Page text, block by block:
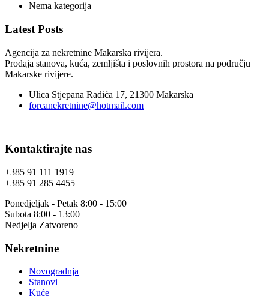
Nema kategorija
Latest Posts
Agencija za nekretnine Makarska rivijera.
Prodaja stanova, kuća, zemljišta i poslovnih prostora na području
Makarske rivijere.
Ulica Stjepana Radića 17, 21300 Makarska
forcanekretnine@hotmail.com
Kontaktirajte nas
+385 91 111 1919
+385 91 285 4455
Ponedjeljak - Petak 8:00 - 15:00
Subota 8:00 - 13:00
Nedjelja Zatvoreno
Nekretnine
Novogradnja
Stanovi
Kuće